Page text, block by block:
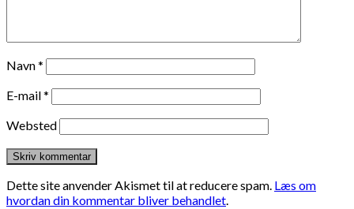
Navn*
E-mail*
Websted
Dette site anvender Akismet til at reducere spam. Læs om
hvordan din kommentar bliver behandlet.